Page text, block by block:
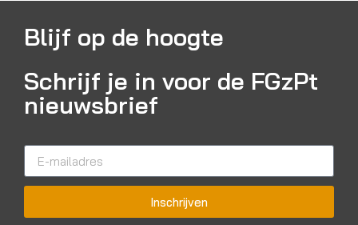
Blijf op de hoogte
Schrijf je in voor de FGzPt
nieuwsbrief
Inschrijven